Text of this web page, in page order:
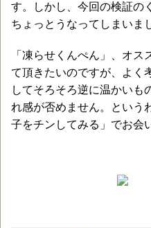
す。しかし、今回の検証の
ちょっとうなってしまいま
「凍らせくんぺん」、オ
て頂きたいのですが、よく
してそろそろ逆に温かいも
れ感が否めません。という
子をチンしてみる」でお会